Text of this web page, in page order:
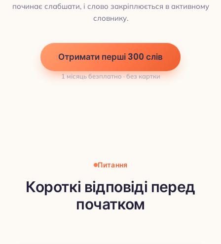
починає слабшати, і слово закріплюється в активному
словнику.
Отримати перші 300 слів
1 місяць безплатно · без картки
Питання
Короткі відповіді перед
початком